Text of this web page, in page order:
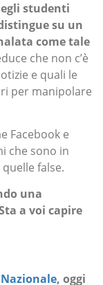
studenti
su un
come tale
che non c’è
e quali le
per manipolare
Facebook e
che sono in
false.
una
a voi capire
, oggi